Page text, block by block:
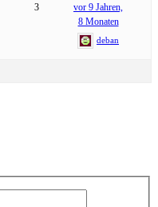
3
vor 9 Jahren,
8 Monaten
deban